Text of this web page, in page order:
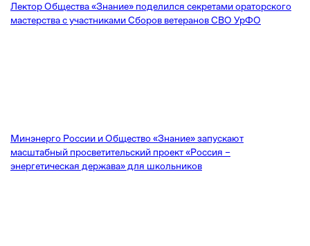
Лектор Общества «Знание» поделился секретами ораторского
мастерства с участниками Сборов ветеранов СВО УрФО
Минэнерго России и Общество «Знание» запускают
масштабный просветительский проект «Россия –
энергетическая держава» для школьников